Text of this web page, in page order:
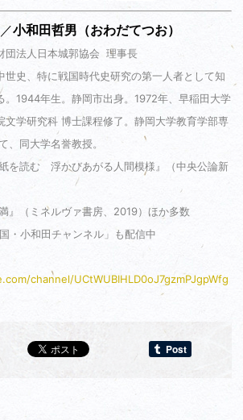
小和田哲男（おわだてつお）
団法人日本城郭協会 理事長
世史、特に戦国時代史研究の第一人者として知
。1944年生。静岡市出身。1972年、早稲田大学
文学研究科 博士課程修了。静岡大学教育学部専
、同大学名誉教授。
を読む 浮かびあがる人間模様』（中央公論新
ミネルヴァ書房、2019）ほか多数
和田チャンネル」も配信中
channel/UCtWUBIHLD0oJ7gzmPJgpWfg